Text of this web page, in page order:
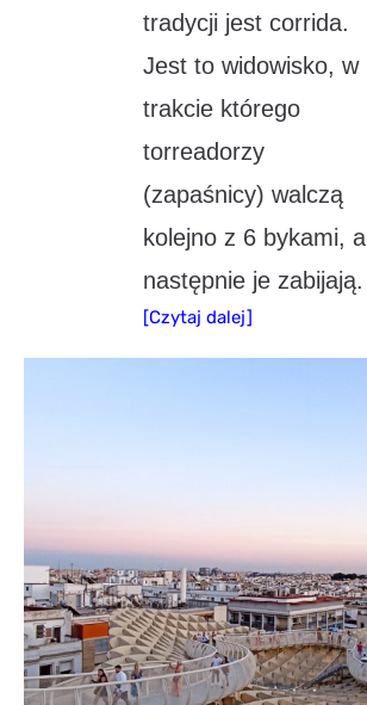
tradycji jest corrida.
Jest to widowisko, w
trakcie którego
torreadorzy
(zapaśnicy) walczą
kolejno z 6 bykami, a
następnie je zabijają.
[Czytaj dalej]